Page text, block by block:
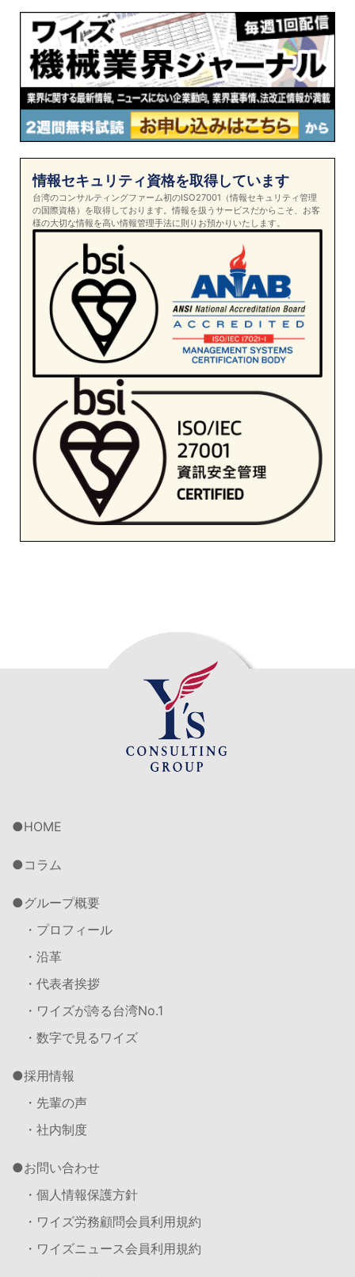
情報セキュリティ資格を取得しています
台湾のコンサルティングファーム初のISO27001（情報セキュリティ管理
の国際資格）を取得しております。情報を扱うサービスだからこそ、お客
様の大切な情報を高い情報管理手法に則りお預かりいたします。
HOME
コラム
グループ概要
・プロフィール
・沿革
・代表者挨拶
・ワイズが誇る台湾No.1
・数字で見るワイズ
採用情報
・先輩の声
・社内制度
お問い合わせ
・個人情報保護方針
・ワイズ労務顧問会員利用規約
・ワイズニュース会員利用規約